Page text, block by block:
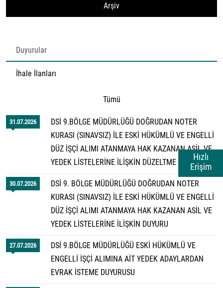
Hızlı
Erişim
Arşiv
Duyurular
İhale İlanları
Tümü
31.07.2026
DSİ 9.BÖLGE MÜDÜRLÜĞÜ DOĞRUDAN NOTER
KURASI (SINAVSIZ) İLE ESKİ HÜKÜMLÜ VE ENGELLİ
DÜZ İŞÇİ ALIMI ATANMAYA HAK KAZANAN ASİL VE
YEDEK LİSTELERİNE İLİŞKİN DÜZELTME DUYURUSU
30.07.2026
DSİ 9. BÖLGE MÜDÜRLÜĞÜ DOĞRUDAN NOTER
KURASI (SINAVSIZ) İLE ESKİ HÜKÜMLÜ VE ENGELLİ
DÜZ İŞÇİ ALIMI ATANMAYA HAK KAZANAN ASİL VE
YEDEK LİSTELERİNE İLİŞKİN DUYURU
27.07.2026
DSİ 9.BÖLGE MÜDÜRLÜĞÜ ESKİ HÜKÜMLÜ VE
ENGELLİ İŞÇİ ALIMINA AİT YEDEK ADAYLARDAN
EVRAK İSTEME DUYURUSU